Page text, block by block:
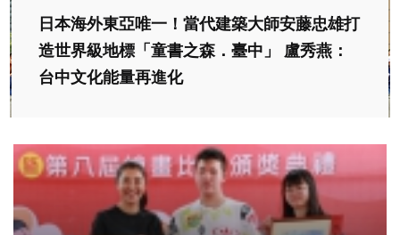
日本海外東亞唯一！當代建築大師安藤忠雄打
造世界級地標「童書之森．臺中」 盧秀燕：
台中文化能量再進化